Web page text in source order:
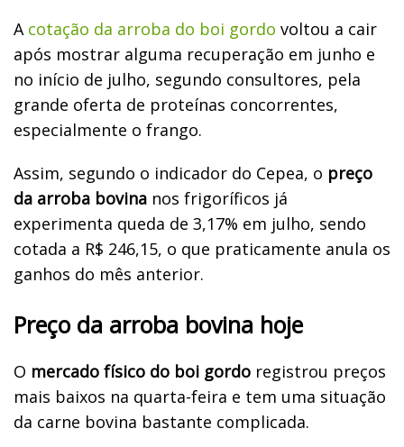
A cotação da arroba do boi gordo voltou a cair
após mostrar alguma recuperação em junho e
no início de julho, segundo consultores, pela
grande oferta de proteínas concorrentes,
especialmente o frango.
Assim, segundo o indicador do Cepea, o preço
da arroba bovina nos frigoríficos já
experimenta queda de 3,17% em julho, sendo
cotada a R$ 246,15, o que praticamente anula os
ganhos do mês anterior.
Preço da arroba bovina hoje
O mercado físico do boi gordo registrou preços
mais baixos na quarta-feira e tem uma situação
da carne bovina bastante complicada.